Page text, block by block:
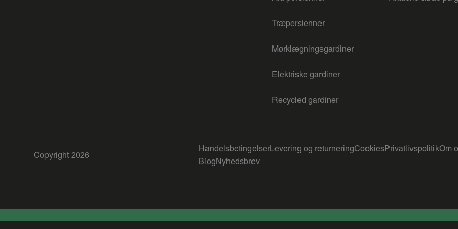
Træpersienner
Mørklægningsgardiner
Elektriske gardiner
Recycled gardiner
Copyright 2026
HandelsbetingelserLevering og returneringCookiesPrivatlivspolitikOm
BlogNyhedsbrev